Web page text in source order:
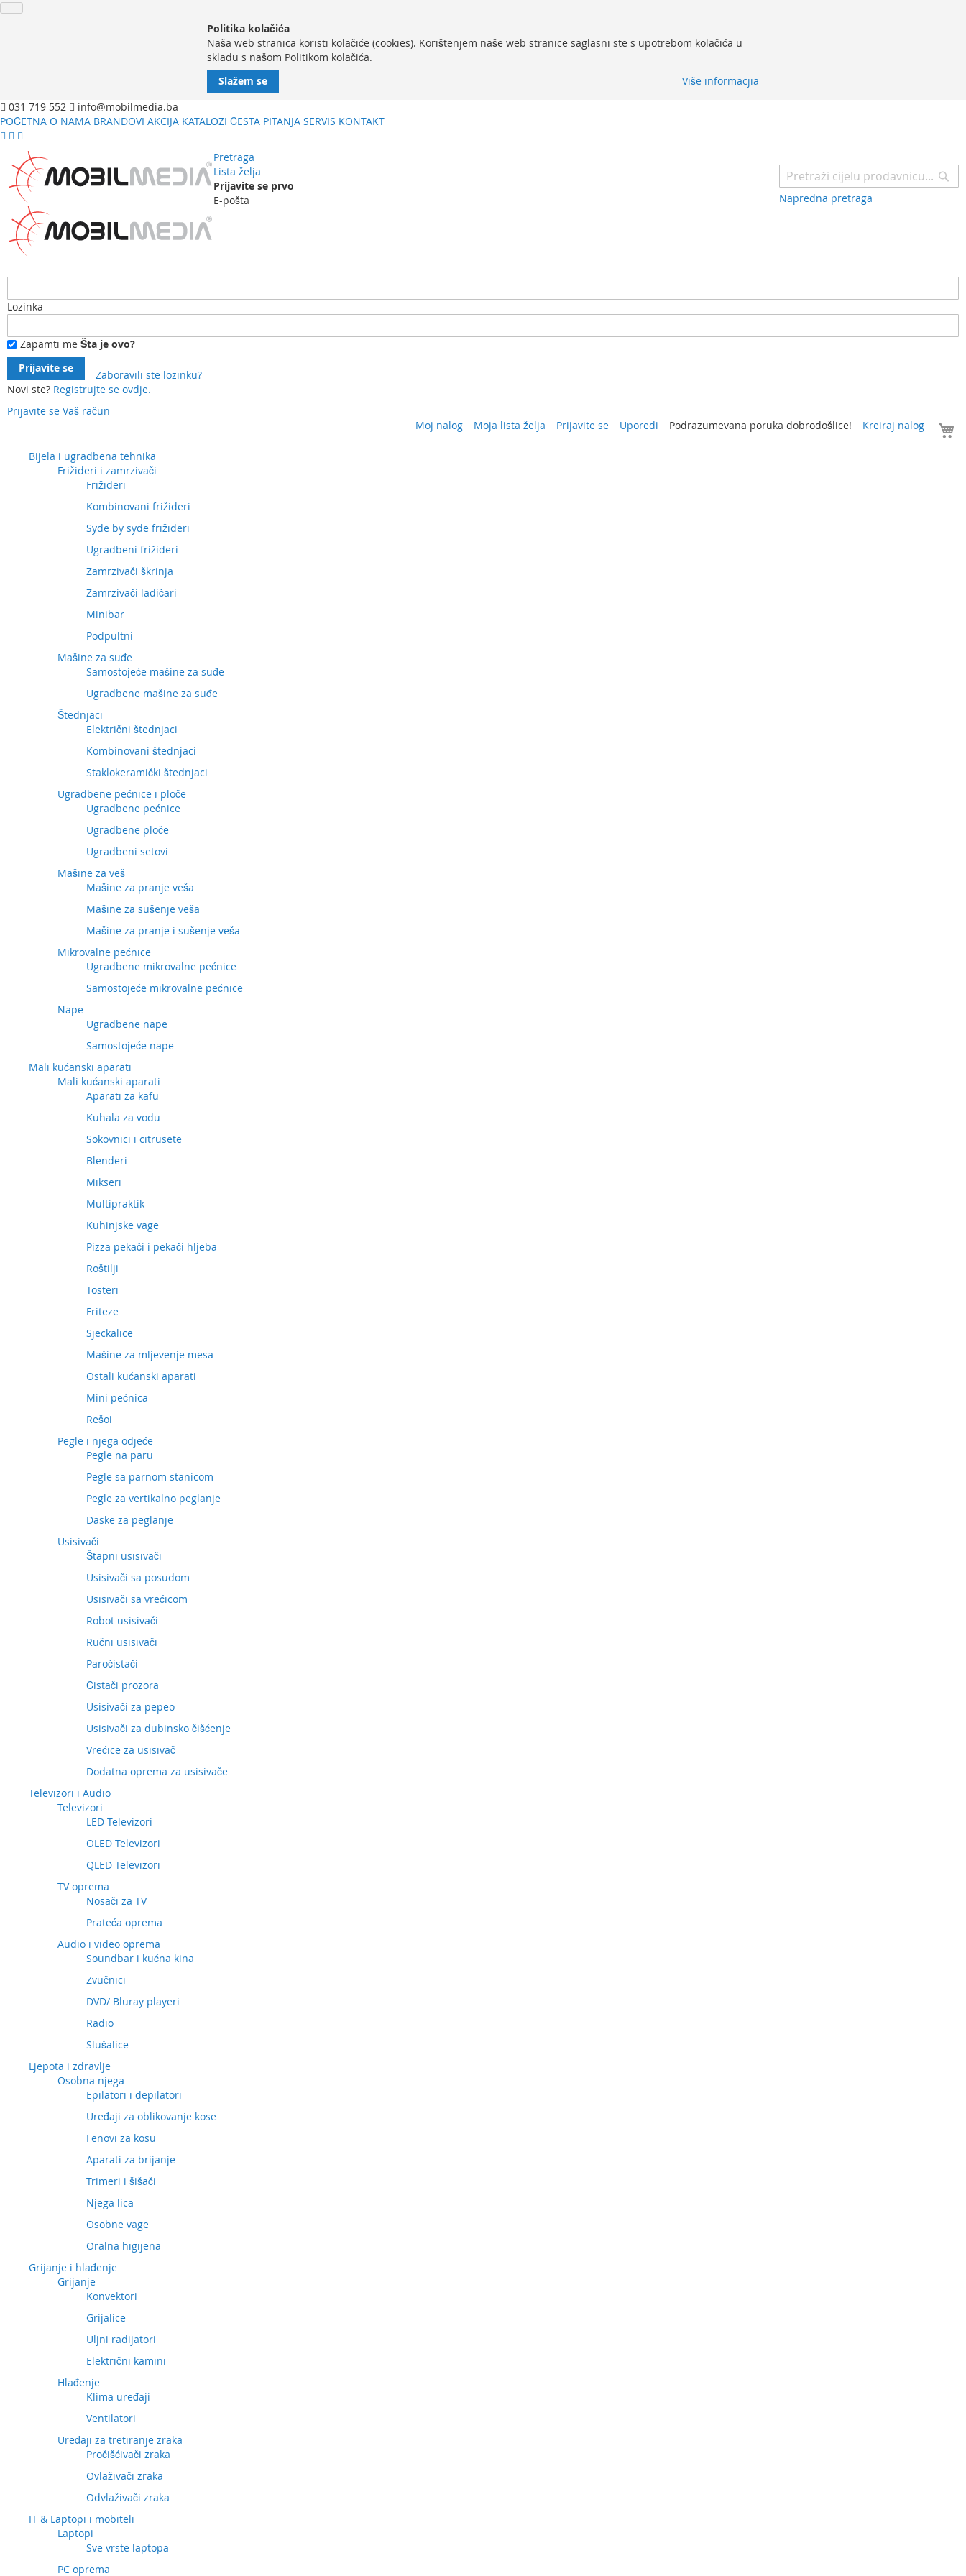
Politika kolačića
Naša web stranica koristi kolačiće (cookies). Korištenjem naše web stranice saglasni ste s upotrebom kolačića u
skladu s našom Politikom kolačića.
Više informacjia
Slažem se
031 719 552
info@mobilmedia.ba
POČETNA O NAMA BRANDOVI AKCIJA KATALOZI ČESTA PITANJA SERVIS KONTAKT
Pretraga
Napredna pretraga
Lista želja
Prijavite se prvo
E-pošta
Lozinka
Zapamti me Šta je ovo?
Prijavite se
Zaboravili ste lozinku?
Novi ste? Registrujte se ovdje.
Prijavite se Vaš račun
Moj nalog Moja lista želja Prijavite se Uporedi Podrazumevana poruka dobrodošlice! Kreiraj nalog
sadržajBijela i ugradbena tehnika
Frižideri i zamrzivači
Frižideri
Kombinovani frižideri
Syde by syde frižideri
Ugradbeni frižideri
Zamrzivači škrinja
Zamrzivači ladičari
Minibar
Podpultni
Mašine za suđe
Samostojeće mašine za suđe
Ugradbene mašine za suđe
Štednjaci
Električni štednjaci
Kombinovani štednjaci
Staklokeramički štednjaci
Ugradbene pećnice i ploče
Ugradbene pećnice
Ugradbene ploče
Ugradbeni setovi
Mašine za veš
Mašine za pranje veša
Mašine za sušenje veša
Mašine za pranje i sušenje veša
Mikrovalne pećnice
Ugradbene mikrovalne pećnice
Samostojeće mikrovalne pećnice
Nape
Ugradbene nape
Samostojeće nape
Mali kućanski aparati
Mali kućanski aparati
Aparati za kafu
Kuhala za vodu
Sokovnici i citrusete
Blenderi
Mikseri
Multipraktik
Kuhinjske vage
Pizza pekači i pekači hljeba
Roštilji
Tosteri
Friteze
Sjeckalice
Mašine za mljevenje mesa
Ostali kućanski aparati
Mini pećnica
Rešoi
Pegle i njega odjeće
Pegle na paru
Pegle sa parnom stanicom
Pegle za vertikalno peglanje
Daske za peglanje
Usisivači
Štapni usisivači
Usisivači sa posudom
Usisivači sa vrećicom
Robot usisivači
Ručni usisivači
Paročistači
Čistači prozora
Usisivači za pepeo
Usisivači za dubinsko čišćenje
Vrećice za usisivač
Dodatna oprema za usisivače
Televizori i Audio
Televizori
LED Televizori
OLED Televizori
QLED Televizori
TV oprema
Nosači za TV
Prateća oprema
Audio i video oprema
Soundbar i kućna kina
Zvučnici
DVD/ Bluray playeri
Radio
Slušalice
Ljepota i zdravlje
Osobna njega
Epilatori i depilatori
Uređaji za oblikovanje kose
Fenovi za kosu
Aparati za brijanje
Trimeri i šišači
Njega lica
Osobne vage
Oralna higijena
Grijanje i hlađenje
Grijanje
Konvektori
Grijalice
Uljni radijatori
Električni kamini
Hlađenje
Klima uređaji
Ventilatori
Uređaji za tretiranje zraka
Pročišćivači zraka
Ovlaživači zraka
Odvlaživači zraka
IT & Laptopi i mobiteli
Laptopi
Sve vrste laptopa
PC oprema